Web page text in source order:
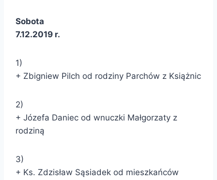
Sobota
7.12.2019 r.
1)
+ Zbigniew Pilch od rodziny Parchów z Książnic
2)
+ Józefa Daniec od wnuczki Małgorzaty z
rodziną
3)
+ Ks. Zdzisław Sąsiadek od mieszkańców